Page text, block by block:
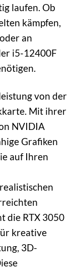
laufen. Ob
kämpfen,
an
i5-12400F
von der
Mit ihrer
NVIDIA
Grafiken
auf Ihren
die RTX 3050
kreative
3D-